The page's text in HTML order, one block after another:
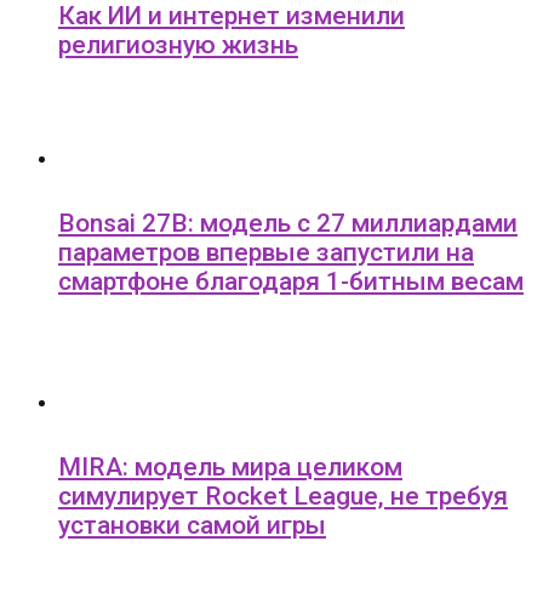
Как ИИ и интернет изменили
религиозную жизнь
Bonsai 27B: модель с 27 миллиардами
параметров впервые запустили на
смартфоне благодаря 1-битным весам
MIRA: модель мира целиком
симулирует Rocket League, не требуя
установки самой игры